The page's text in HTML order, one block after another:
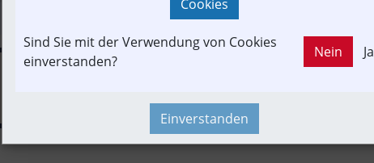
Cookies
Sind Sie mit der Verwendung von Cookies
einverstanden?
Nein Ja
Einverstanden